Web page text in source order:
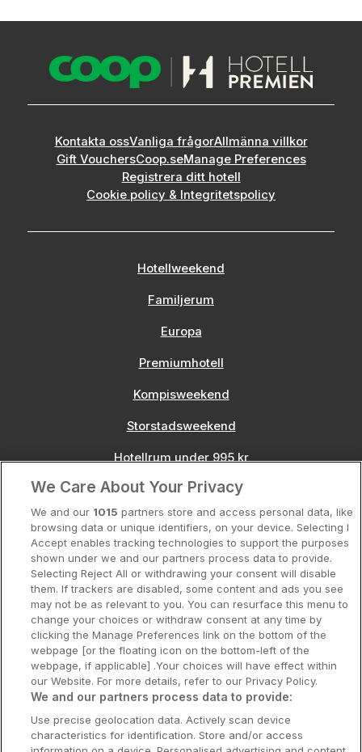
Kontakta ossVanliga frågorAllmänna villkor
Gift VouchersCoop.seManage Preferences
Registrera ditt hotell
Cookie policy & Integritetspolicy
Hotellweekend
Familjerum
Europa
Premiumhotell
Kompisweekend
Storstadsweekend
Hotellrum under 995 kr
Spahotell
Sydsverige
Om Hotellpremien
Nya hotell
Stadsweekend
Booking Enquiries:info@hotellpremien.se
Hotellsupport:scandinavian@digibreaks.com
We Care About Your Privacy
We and our 1015 partners store and access personal data, like
browsing data or unique identifiers, on your device. Selecting I
Accept enables tracking technologies to support the purposes
shown under we and our partners process data to provide.
Selecting Reject All or withdrawing your consent will disable
them. If trackers are disabled, some content and ads you see
may not be as relevant to you. You can resurface this menu to
change your choices or withdraw consent at any time by
clicking the Manage Preferences link on the bottom of the
webpage [or the floating icon on the bottom-left of the
webpage, if applicable] .Your choices will have effect within
our Website. For more details, refer to our Privacy Policy.
We and our partners process data to provide:
Use precise geolocation data. Actively scan device
characteristics for identification. Store and/or access